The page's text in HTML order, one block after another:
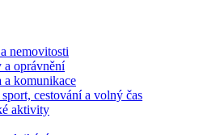
nemovitosti
oprávnění
a komunikace
cestování a volný čas
aktivity